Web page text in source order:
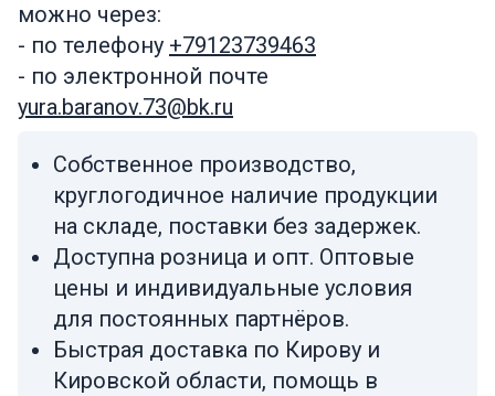
можно через:
- по телефону +79123739463
- по электронной почте
yura.baranov.73@bk.ru
Собственное производство,
круглогодичное наличие продукции
на складе, поставки без задержек.
Доступна розница и опт. Оптовые
цены и индивидуальные условия
для постоянных партнёров.
Быстрая доставка по Кирову и
Кировской области, помощь в